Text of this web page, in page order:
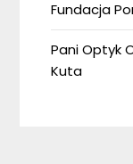
Fundacja
Pani Optyk
Kuta